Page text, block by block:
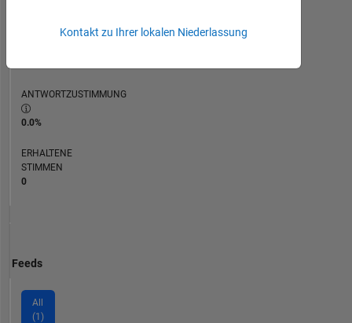
ANTWORTZUSTIMMUNG
0.0%
ERHALTENE
STIMMEN
0
Feeds
All
(1)
Kontakt zu Ihrer lokalen Niederlassung